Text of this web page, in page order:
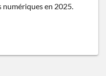
numériques en 2025.